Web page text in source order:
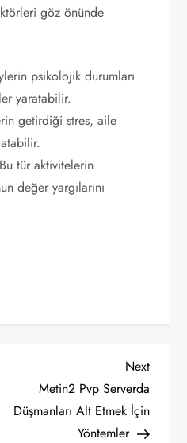
göz önünde
psikolojik durumları
yaratabilir.
getirdiği stres, aile
Bu tür aktivitelerin
değer yargılarını
Next
Post
Next
Metin2 Pvp Serverda
Düşmanları Alt Etmek İçin
Yöntemler